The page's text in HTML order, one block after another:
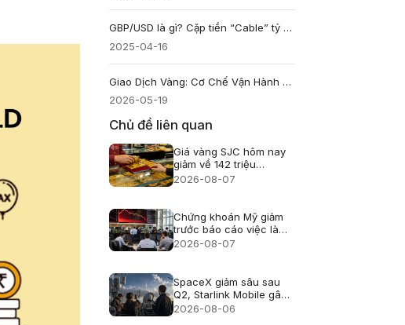
GBP/USD là gì? Cặp tiền “Cable” tỷ giá giữa Bảng Anh và Đô la Mỹ
2025-04-16
Giao Dịch Vàng: Cơ Chế Vận Hành & Chiến Lược XAU/USD
2026-05-19
Chủ đề liên quan
Giá vàng SJC hôm nay
giảm về 142 triệu
đồng/lượng
2026-08-07
Chứng khoán Mỹ giảm
trước báo cáo việc làm
nhưng Phố Wall chưa
2026-08-07
SpaceX giảm sâu sau
Q2, Starlink Mobile gây
áp lực lên viễn thông Mỹ
2026-08-06